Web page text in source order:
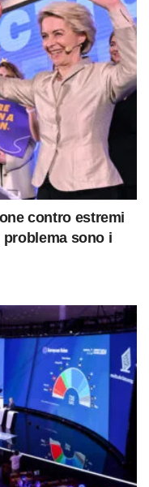
contro estremi
problema sono i